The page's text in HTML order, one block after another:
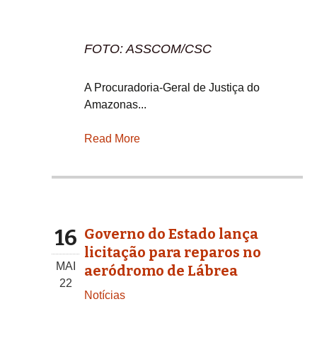
FOTO: ASSCOM/CSC
A Procuradoria-Geral de Justiça do
Amazonas...
Read More
16
MAI
22
Governo do Estado lança
licitação para reparos no
aeródromo de Lábrea
Notícias